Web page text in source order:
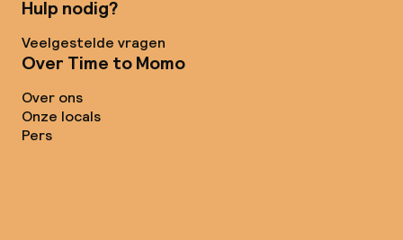
Hulp nodig?
Veelgestelde vragen
Over Time to Momo
Over ons
Onze locals
Pers